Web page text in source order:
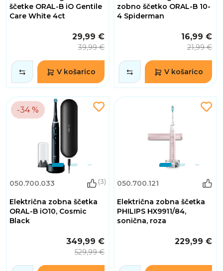
ščetke ORAL-B iO Gentile
Care White 4ct
29,99 €
39,99 €
V košarico
zobno ščetko ORAL-B 10-
4 Spiderman
16,99 €
21,99 €
V košarico
-34 %
050.700.033 (3)
Električna zobna ščetka
ORAL-B iO10, Cosmic
Black
349,99 €
529,99 €
050.700.121
Električna zobna ščetka
PHILIPS HX9911/84,
sonična, roza
229,99 €